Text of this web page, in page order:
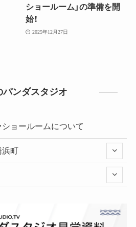
ショールーム」の準備を開
始！
2025年12月27日
パンダスタジオ
ショールームについて
浜町